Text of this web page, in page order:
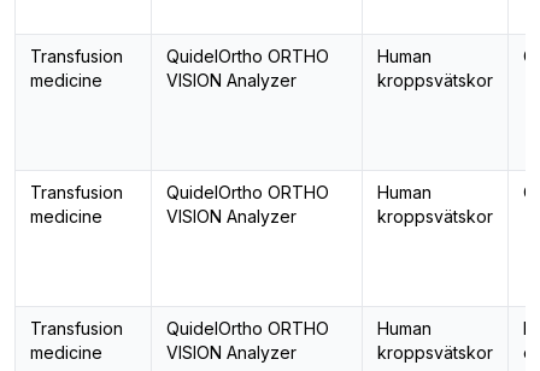
Transfusion
medicine
QuidelOrtho ORTHO
VISION Analyzer
Human
kroppsvätskor
Transfusion
medicine
QuidelOrtho ORTHO
VISION Analyzer
Human
kroppsvätskor
Transfusion
medicine
QuidelOrtho ORTHO
VISION Analyzer
Human
kroppsvätskor